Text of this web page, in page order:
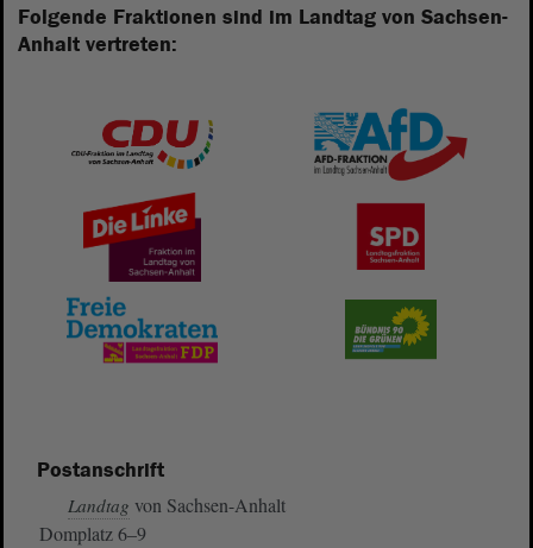
Folgende Fraktionen sind im Landtag von Sachsen-
Anhalt vertreten:
Postanschrift
Landtag von Sachsen-Anhalt
Domplatz 6–9